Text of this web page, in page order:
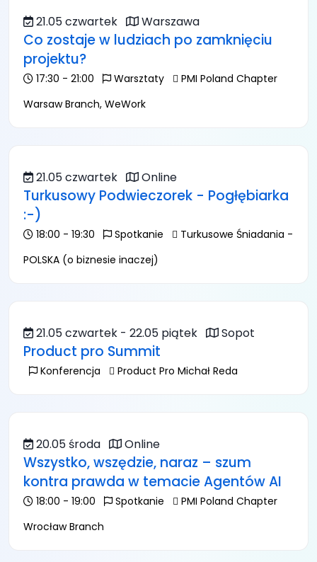
21.05 czwartek Warszawa
Co zostaje w ludziach po zamknięciu
projektu?
17:30 - 21:00 Warsztaty
PMI Poland Chapter
Warsaw Branch, WeWork
21.05 czwartek Online
Turkusowy Podwieczorek - Pogłębiarka
:-)
18:00 - 19:30 Spotkanie
Turkusowe Śniadania -
POLSKA (o biznesie inaczej)
21.05 czwartek - 22.05 piątek Sopot
Product pro Summit
Konferencja Product Pro Michał Reda
20.05 środa Online
Wszystko, wszędzie, naraz – szum
kontra prawda w temacie Agentów AI
18:00 - 19:00 Spotkanie
PMI Poland Chapter
Wrocław Branch